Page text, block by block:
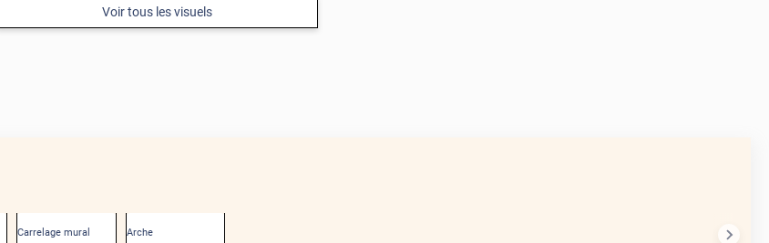
Voir tous les visuels
Carrelage mural Arche